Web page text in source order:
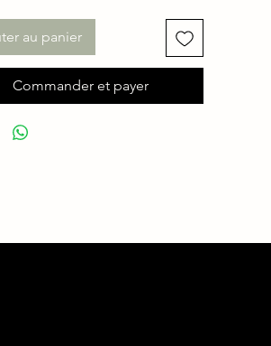
au panier
Commander et payer